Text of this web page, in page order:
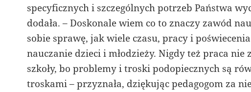
specyficznych i szczególnych potrzeb Państwa
dodała. – Doskonale wiem co to znaczy zawód
sobie sprawę, jak wiele czasu, pracy i
nauczanie dzieci i młodzieży. Nigdy też praca nie
szkoły, bo problemy i troski podopiecznych są
troskami – przyznała, dziękując pedagogom za